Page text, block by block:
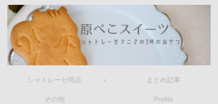
シャトレーゼ商品 まとめ記事
その他 Profile